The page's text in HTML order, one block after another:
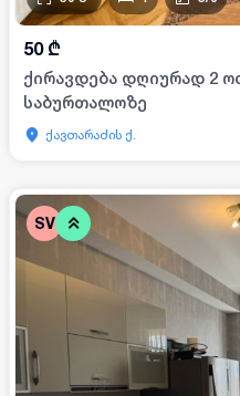
50 ₾
ქირავდება დღიურად 2
საბურთალოზე
ქავთარაძის ქ.
SV